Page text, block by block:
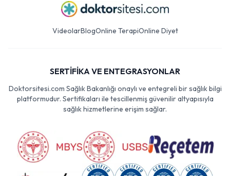
VideolarBlogOnline TerapiOnline Diyet
SERTİFİKA VE ENTEGRASYONLAR
Doktorsitesi.com Sağlık Bakanlığı onaylı ve entegreli bir sağlık bilgi
platformudur. Sertifikaları ile tescillenmiş güvenilir altyapısıyla
sağlık hizmetlerine erişim sağlar.